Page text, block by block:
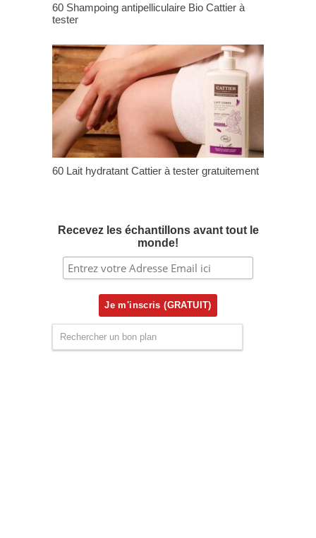
60 Shampoing antipelliculaire Bio Cattier à
tester
60 Lait hydratant Cattier à tester gratuitement
Recevez les échantillons avant tout le
monde!